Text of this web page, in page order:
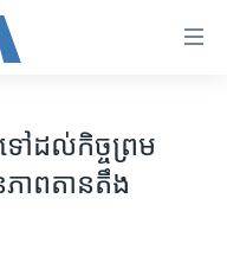
ៅ​ដល់​កិច្ចព្រម
ភាព​តានតឹង